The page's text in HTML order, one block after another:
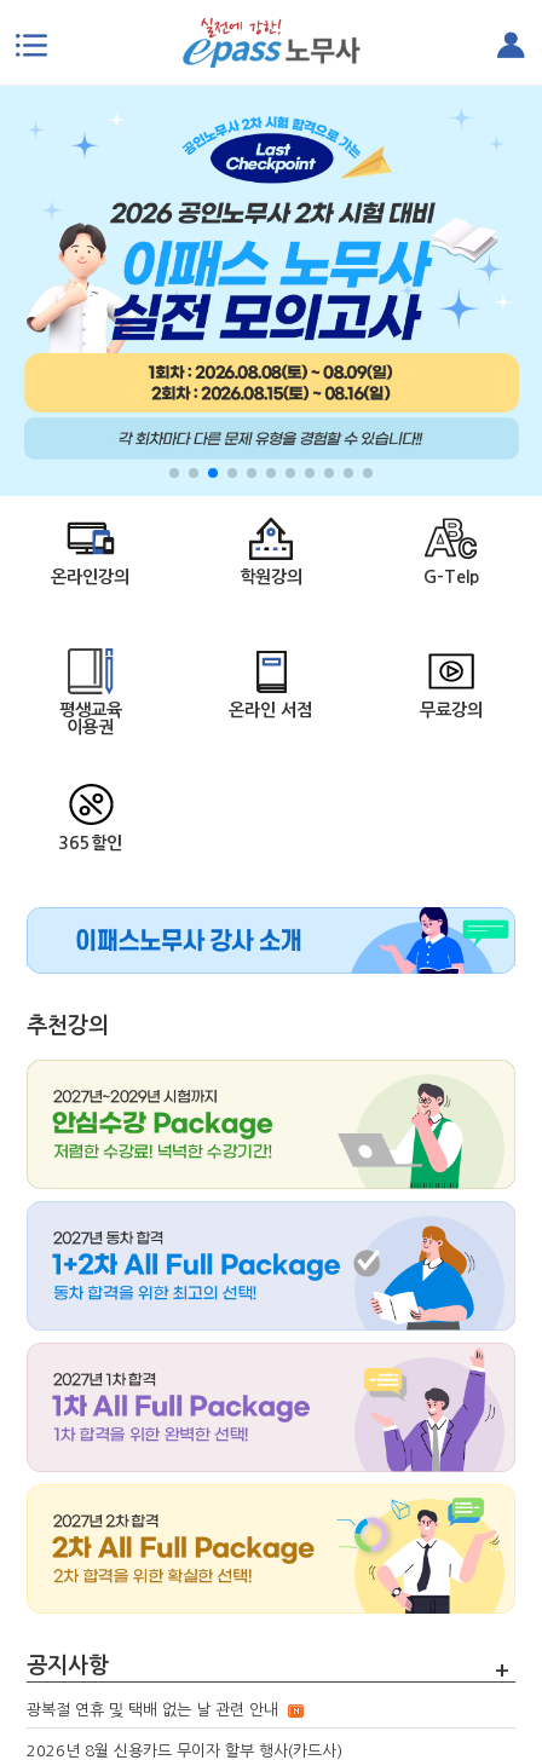
온라인강의 학원강의 G-Telp
평생교육
이용권
온라인 서점 무료강의
365할인
추천강의
공지사항 +
광복절 연휴 및 택배 없는 날 관련 안내
2026년 8월 신용카드 무이자 할부 행사(카드사)